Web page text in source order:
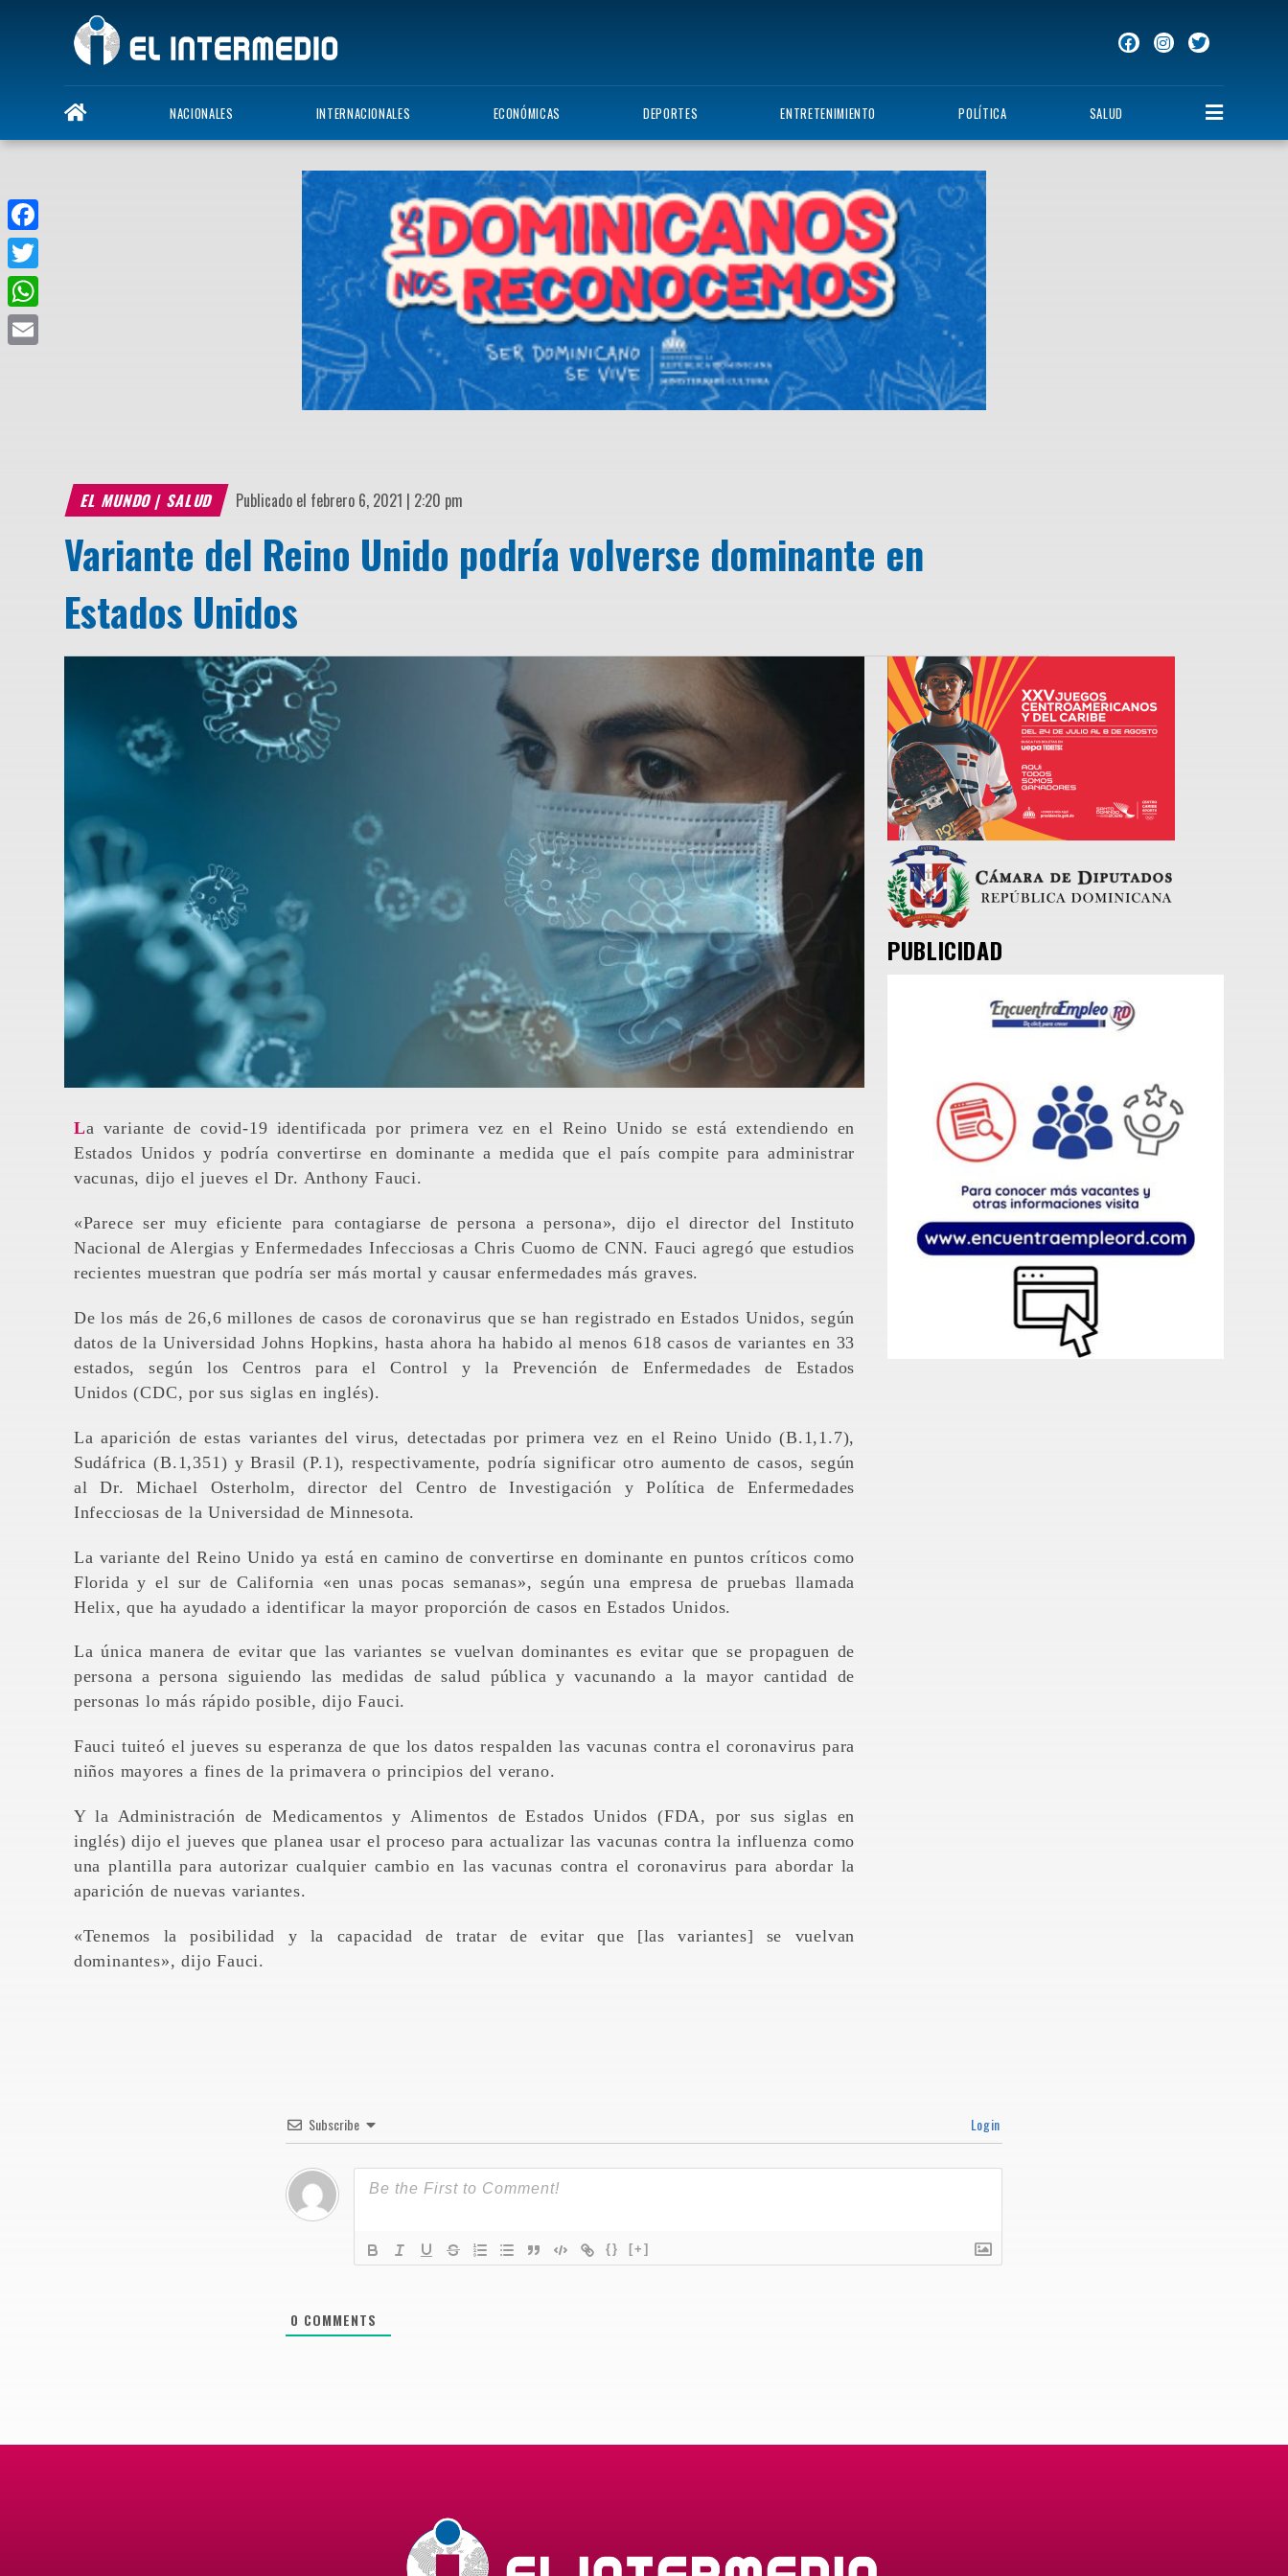
NACIONALES INTERNACIONALES ECONÓMICAS DEPORTES ENTRETENIMIENTO POLÍTICA SALUD
EL MUNDO| SALUD Publicado el febrero 6, 2021 | 2:20 pm
Variante del Reino Unido podría volverse dominante en
Estados Unidos
La variante de covid-19 identificada por primera vez en el Reino Unido se está extendiendo en
Estados Unidos y podría convertirse en dominante a medida que el país compite para administrar
vacunas, dijo el jueves el Dr. Anthony Fauci.
«Parece ser muy eficiente para contagiarse de persona a persona», dijo el director del Instituto
Nacional de Alergias y Enfermedades Infecciosas a Chris Cuomo de CNN. Fauci agregó que estudios
recientes muestran que podría ser más mortal y causar enfermedades más graves.
De los más de 26,6 millones de casos de coronavirus que se han registrado en Estados Unidos, según
datos de la Universidad Johns Hopkins, hasta ahora ha habido al menos 618 casos de variantes en 33
estados, según los Centros para el Control y la Prevención de Enfermedades de Estados
Unidos (CDC, por sus siglas en inglés).
La aparición de estas variantes del virus, detectadas por primera vez en el Reino Unido (B.1,1.7),
Sudáfrica (B.1,351) y Brasil (P.1), respectivamente, podría significar otro aumento de casos, según
al Dr. Michael Osterholm, director del Centro de Investigación y Política de Enfermedades
Infecciosas de la Universidad de Minnesota.
La variante del Reino Unido ya está en camino de convertirse en dominante en puntos críticos como
Florida y el sur de California «en unas pocas semanas», según una empresa de pruebas llamada
Helix, que ha ayudado a identificar la mayor proporción de casos en Estados Unidos.
La única manera de evitar que las variantes se vuelvan dominantes es evitar que se propaguen de
persona a persona siguiendo las medidas de salud pública y vacunando a la mayor cantidad de
personas lo más rápido posible, dijo Fauci.
Fauci tuiteó el jueves su esperanza de que los datos respalden las vacunas contra el coronavirus para
niños mayores a fines de la primavera o principios del verano.
Y la Administración de Medicamentos y Alimentos de Estados Unidos (FDA, por sus siglas en
inglés) dijo el jueves que planea usar el proceso para actualizar las vacunas contra la influenza como
una plantilla para autorizar cualquier cambio en las vacunas contra el coronavirus para abordar la
aparición de nuevas variantes.
«Tenemos la posibilidad y la capacidad de tratar de evitar que [las variantes] se vuelvan
dominantes», dijo Fauci.
PUBLICIDAD
Subscribe Login
{} [+]
0 COMMENTS
Facebook
Twitter
WhatsApp